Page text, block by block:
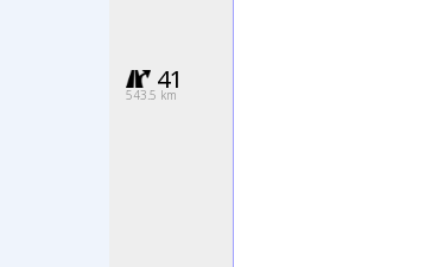
41
543.5 km